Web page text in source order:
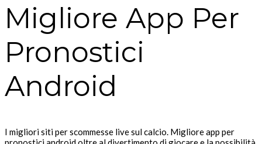
Migliore App Per
Pronostici
Android
I migliori siti per scommesse live sul calcio. Migliore app per